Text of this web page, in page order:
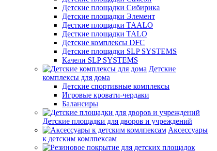
Детские площадки Сибирика
Детские площадки Элемент
Десткие площадки TAALO
Десткие площадки TALO
Детские комплексы DFC
Детские площадки SLP SYSTEMS
Качели SLP SYSTEMS
Детские
комплексы для дома
Детские спортивные комплексы
Игровые кровати-чердаки
Балансиры
Детские площадки для дворов и учреждений
Аксессуары
к детским комлпексам